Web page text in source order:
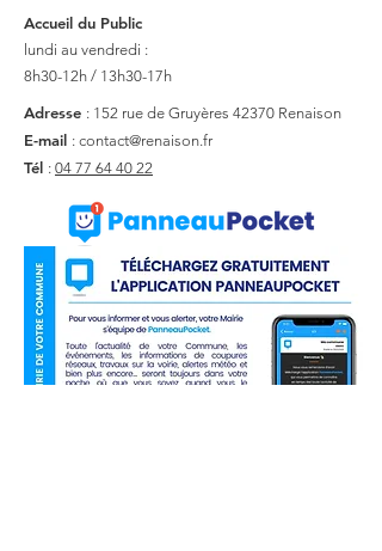
Accueil du Public
lundi au vendredi :
8h30-12h / 13h30-17h
Adresse : 152 rue de Gruyères 42370 Renaison
E-mail : contact@renaison.fr
Tél : 04 77 64 40 22